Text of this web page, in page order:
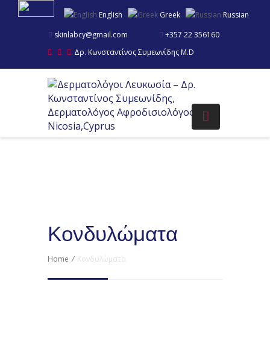
English Greek
Russian
skinlabcy@gmail.com
+357 22 356160
Δρ. Κωνσταντίνος Συμεωνίδης M.D
Κονδυλώματα
Home / Κονδυλώματα